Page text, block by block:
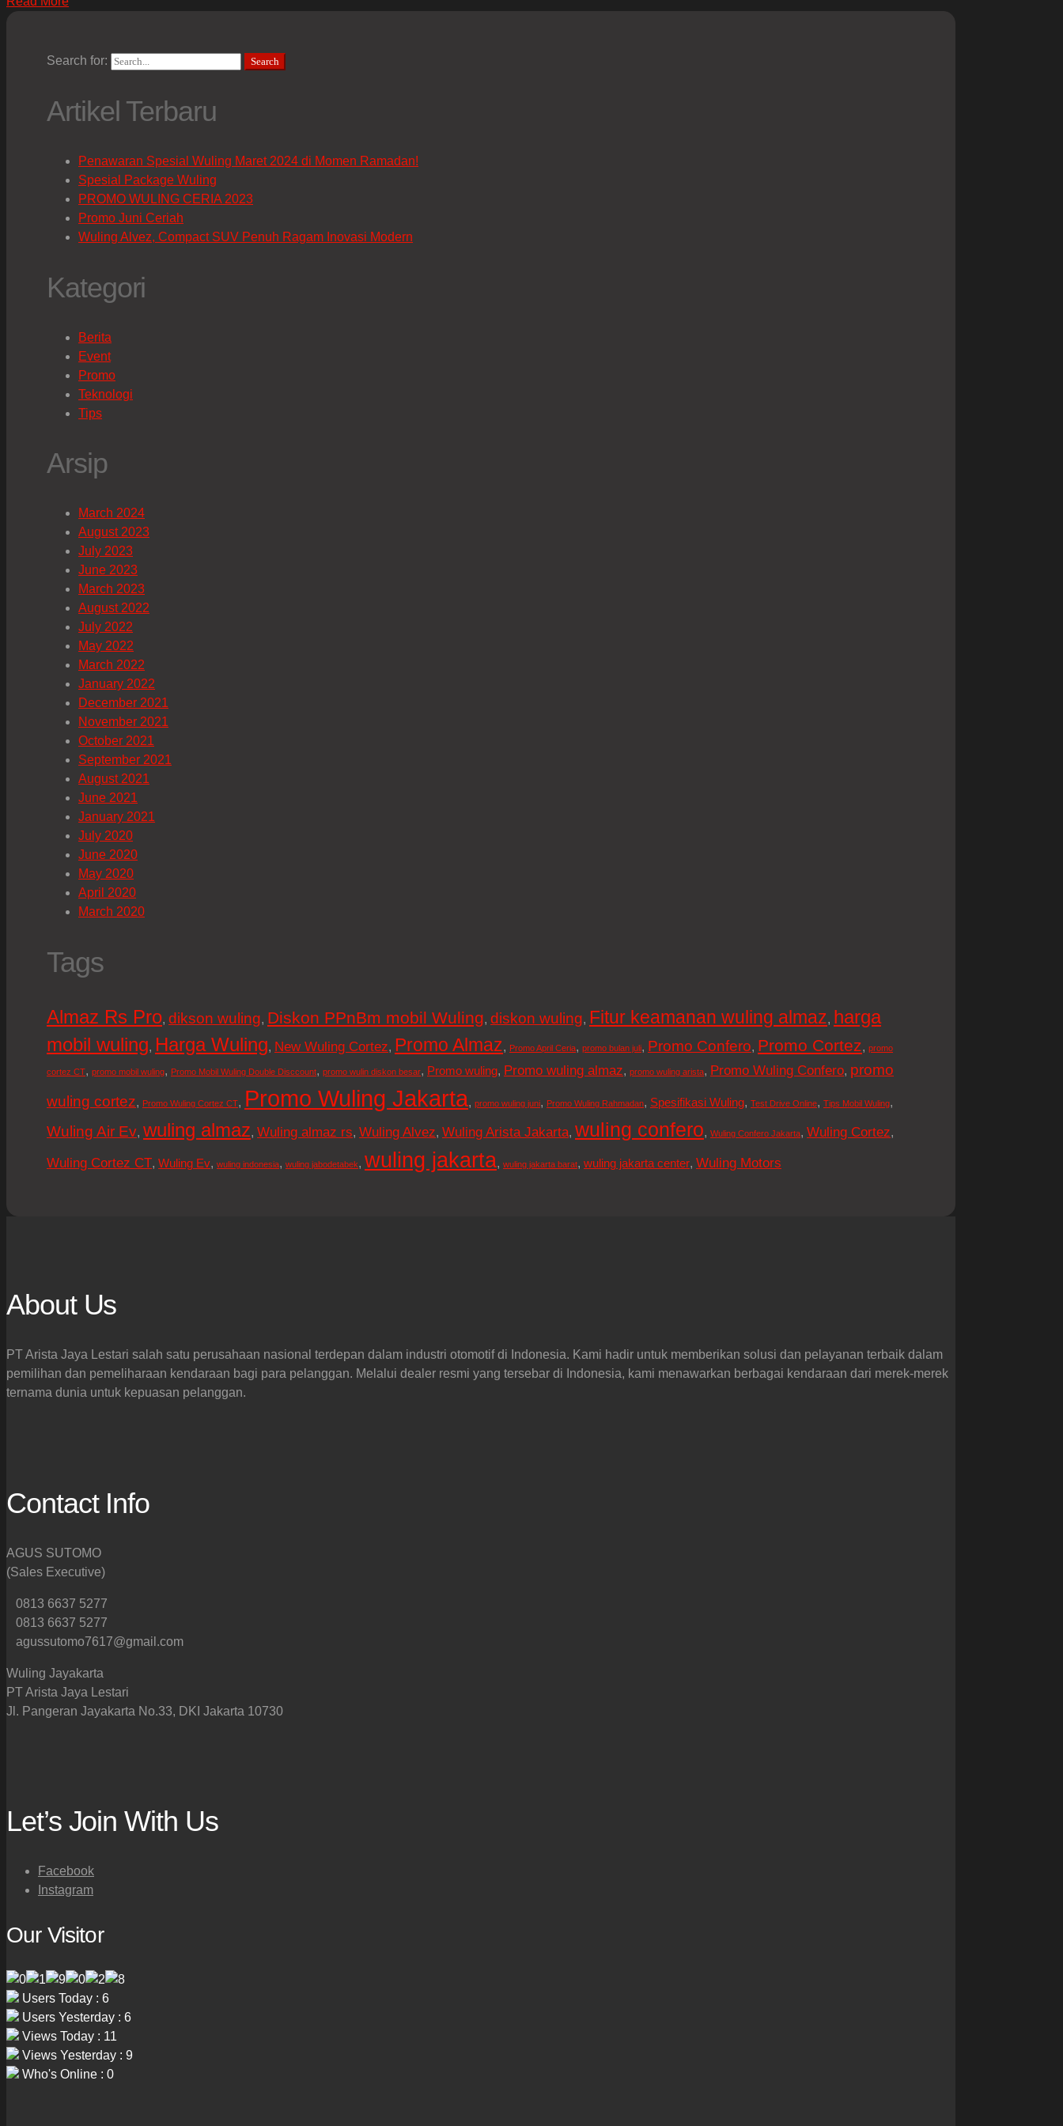
Search for: Search
Artikel Terbaru
Penawaran Spesial Wuling Maret 2024 di Momen Ramadan!
Spesial Package Wuling
PROMO WULING CERIA 2023
Promo Juni Ceriah
Wuling Alvez, Compact SUV Penuh Ragam Inovasi Modern
Kategori
Berita
Event
Promo
Teknologi
Tips
Arsip
March 2024
August 2023
July 2023
June 2023
March 2023
August 2022
July 2022
May 2022
March 2022
January 2022
December 2021
November 2021
October 2021
September 2021
August 2021
June 2021
January 2021
July 2020
June 2020
May 2020
April 2020
March 2020
Tags
Almaz Rs Pro, dikson wuling, Diskon PPnBm mobil Wuling, diskon wuling, Fitur keamanan wuling almaz, harga
mobil wuling, Harga Wuling, New Wuling Cortez, Promo Almaz, Promo April Ceria, promo bulan juli, Promo Confero, Promo Cortez, promo
cortez CT, promo mobil wuling, Promo Mobil Wuling Double Disccount, promo wulin diskon besar, Promo wuling, Promo wuling almaz, promo wuling arista, Promo Wuling Confero, promo
wuling cortez, Promo Wuling Cortez CT, Promo Wuling Jakarta, promo wuling juni, Promo Wuling Rahmadan, Spesifikasi Wuling, Test Drive Online, Tips Mobil Wuling,
Wuling Air Ev, wuling almaz, Wuling almaz rs, Wuling Alvez, Wuling Arista Jakarta, wuling confero, Wuling Confero Jakarta, Wuling Cortez,
Wuling Cortez CT, Wuling Ev, wuling indonesia, wuling jabodetabek, wuling jakarta, wuling jakarta barat, wuling jakarta center, Wuling Motors
About Us
PT Arista Jaya Lestari salah satu perusahaan nasional terdepan dalam industri otomotif di Indonesia. Kami hadir untuk memberikan solusi dan pelayanan terbaik dalam
pemilihan dan pemeliharaan kendaraan bagi para pelanggan. Melalui dealer resmi yang tersebar di Indonesia, kami menawarkan berbagai kendaraan dari merek-merek
ternama dunia untuk kepuasan pelanggan.
Contact Info
AGUS SUTOMO
(Sales Executive)
0813 6637 5277
0813 6637 5277
agussutomo7617@gmail.com
Wuling Jayakarta
PT Arista Jaya Lestari
Jl. Pangeran Jayakarta No.33, DKI Jakarta 10730
Let’s Join With Us
Facebook
Instagram
Our Visitor
Users Today : 6
Users Yesterday : 6
Views Today : 11
Views Yesterday : 9
Who's Online : 0